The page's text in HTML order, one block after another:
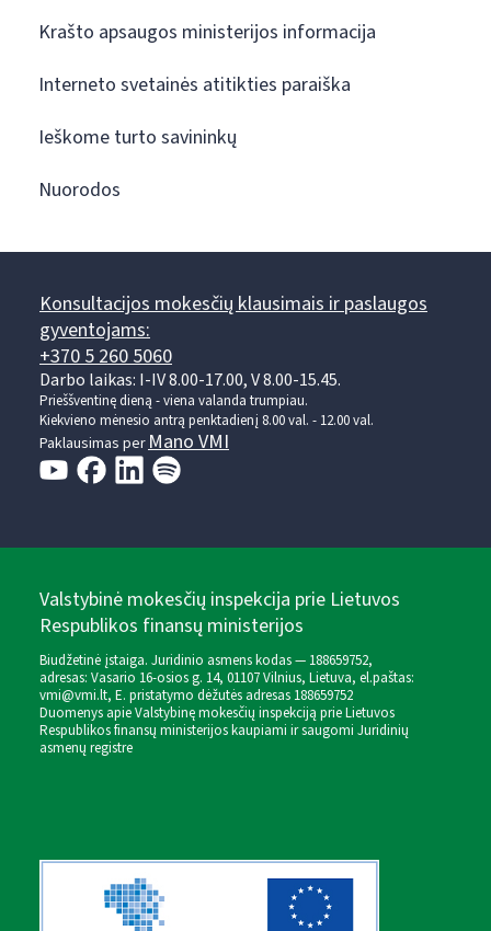
Krašto apsaugos ministerijos informacija
Interneto svetainės atitikties paraiška
Ieškome turto savininkų
Nuorodos
Konsultacijos mokesčių klausimais ir paslaugos
gyventojams:
+370 5 260 5060
Darbo laikas: I-IV 8.00-17.00, V 8.00-15.45.
Prieššventinę dieną - viena valanda trumpiau.
Kiekvieno mėnesio antrą penktadienį 8.00 val. - 12.00 val.
Paklausimas perMano VMI
Valstybinė mokesčių inspekcija prie Lietuvos
Respublikos finansų ministerijos
Biudžetinė įstaiga. Juridinio asmens kodas — 188659752,
adresas: Vasario 16-osios g. 14, 01107 Vilnius, Lietuva, el.paštas:
vmi@vmi.lt, E. pristatymo dėžutės adresas 188659752
Duomenys apie Valstybinę mokesčių inspekciją prie Lietuvos
Respublikos finansų ministerijos kaupiami ir saugomi Juridinių
asmenų registre